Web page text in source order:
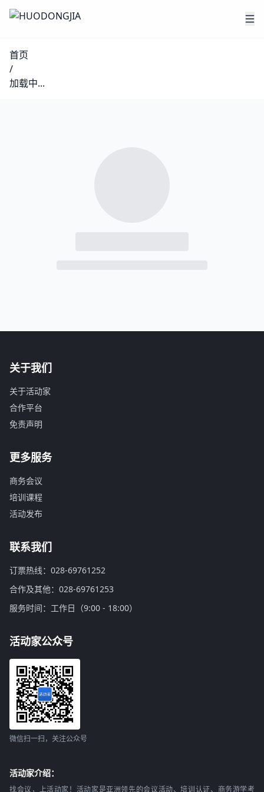
首页
/
加载中...
关于我们
关于活动家
合作平台
免责声明
更多服务
商务会议
培训课程
活动发布
联系我们
订票热线：028-69761252
合作及其他：028-69761253
服务时间：工作日（9:00 - 18:00）
活动家公众号
微信扫一扫，关注公众号
活动家介绍：
找会议，上活动家！活动家是亚洲领先的会议活动、培训认证、商务游学考